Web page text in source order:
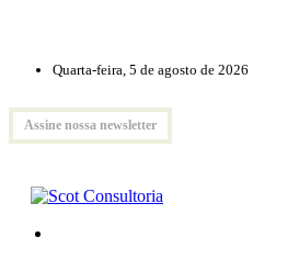
Quarta-feira, 5 de agosto de 2026
Assine nossa newsletter